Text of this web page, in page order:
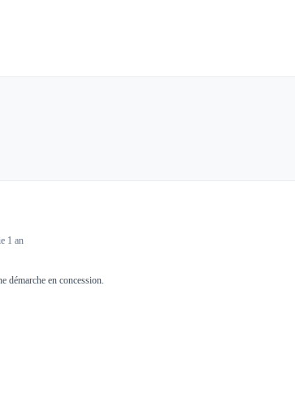
1 an
démarche en concession.